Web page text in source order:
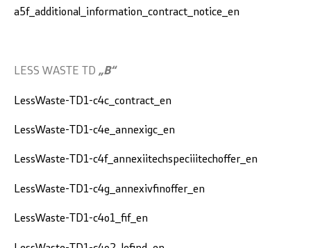
a5f_additional_information_contract_notice_en
LESS WASTE TD „B“
LessWaste-TD1-c4c_contract_en
LessWaste-TD1-c4e_annexigc_en
LessWaste-TD1-c4f_annexiitechspeciiitechoffer_en
LessWaste-TD1-c4g_annexivfinoffer_en
LessWaste-TD1-c4o1_fif_en